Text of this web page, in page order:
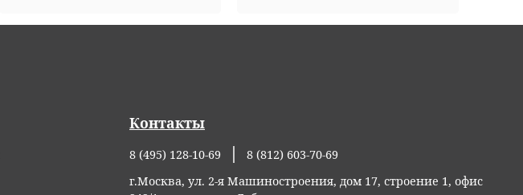
картонную коробку.
Контакты
8 (495) 128-10-69
8 (812) 603-70-69
г.Москва, ул. 2-я Машиностроения, дом 17, строение 1, офис